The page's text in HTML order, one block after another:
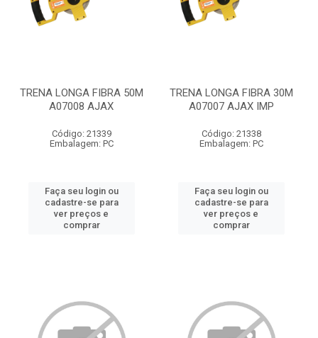
TRENA LONGA FIBRA 50M
A07008 AJAX
Código: 21339
Embalagem: PC
Faça seu login ou
cadastre-se para
ver preços e
comprar
TRENA LONGA FIBRA 30M
A07007 AJAX IMP
Código: 21338
Embalagem: PC
Faça seu login ou
cadastre-se para
ver preços e
comprar